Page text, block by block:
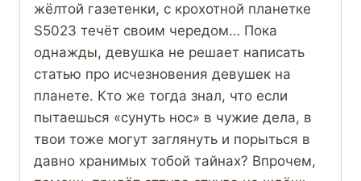
жёлтой газетенки, с крохотной планетке
S5023 течёт своим чередом… Пока
однажды, девушка не решает написать
статью про исчезновения девушек на
планете. Кто же тогда знал, что если
пытаешься «сунуть нос» в чужие дела, в
твои тоже могут заглянуть и порыться в
давно хранимых тобой тайнах? Впрочем,